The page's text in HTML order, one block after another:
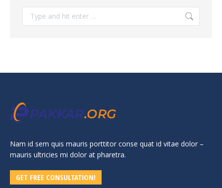
Search:
Nam id sem quis mauris porttitor conse quat id vitae dolor –
mauris ultricies mi dolor at pharetra.
GET FREE CONSULTATION!